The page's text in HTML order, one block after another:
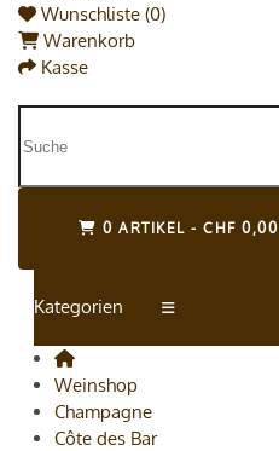
Wunschliste (0)
Warenkorb
Kasse
0 ARTIKEL - CHF 0,00
Kategorien
Weinshop
Champagne
Côte des Bar